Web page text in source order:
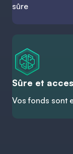
sûre
Sûre et
Vos fonds sont